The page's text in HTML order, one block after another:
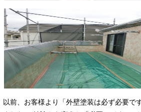
以前、お客様より「外壁塗装は必ず必要で